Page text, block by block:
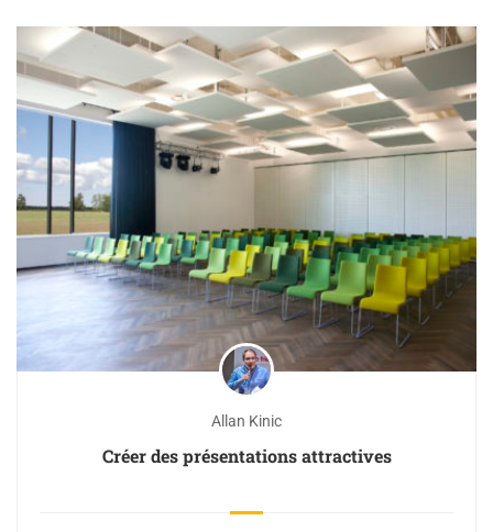
Allan Kinic
Créer des présentations attractives